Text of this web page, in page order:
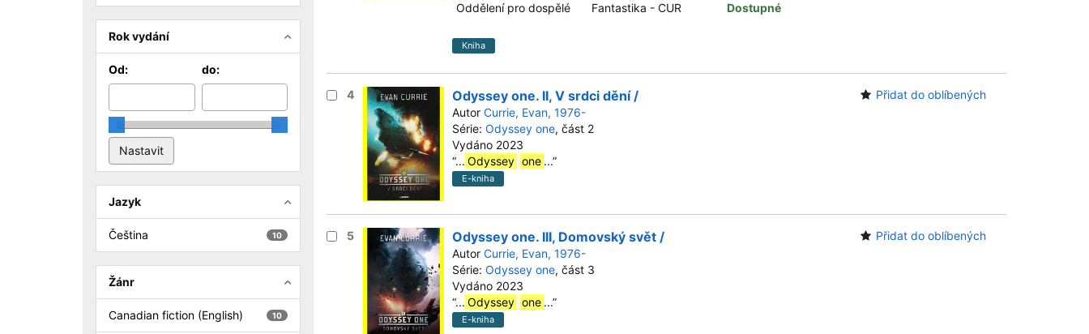
Oddělení pro dospělé
Fantastika - CUR Dostupné
Kniha
4 Odyssey one. II, V srdci dění /
Autor Currie, Evan, 1976-
Série: Odyssey one, část 2
Vydáno 2023
“... Odyssey one ...”
E-kniha
Přidat do oblíbených
5 Odyssey one. III, Domovský svět /
Autor Currie, Evan, 1976-
Série: Odyssey one, část 3
Vydáno 2023
“... Odyssey one ...”
E-kniha
Přidat do oblíbených
Rok vydání
Od: do:
Jazyk
10
Čeština
Žánr
10
Canadian fiction (English)